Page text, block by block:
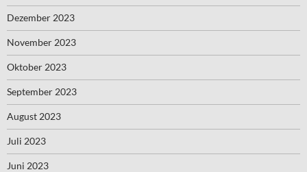
Dezember 2023
November 2023
Oktober 2023
September 2023
August 2023
Juli 2023
Juni 2023